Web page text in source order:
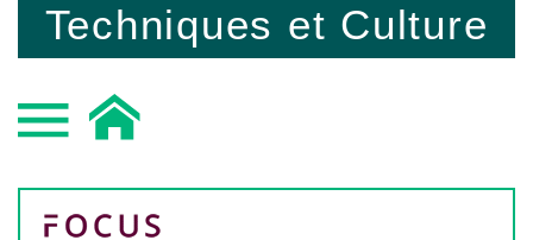
Techniques et Culture